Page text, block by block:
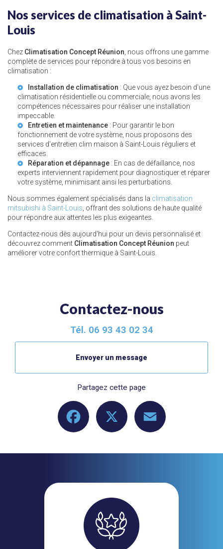
Nos services de climatisation à Saint-
Louis
Chez Climatisation Concept Réunion , nous offrons une gamme
complète de services pour répondre à tous vos besoins en
climatisation :
Installation de climatisation : Que vous ayez besoin d'une
climatisation résidentielle ou commerciale, nous avons les
compétences nécessaires pour réaliser une installation
impeccable.
Entretien et maintenance : Pour garantir le bon
fonctionnement de votre système, nous proposons des
services d'entretien clim maison à Saint-Louis réguliers et
efficaces.
Réparation et dépannage : En cas de défaillance, nos
experts interviennent rapidement pour diagnostiquer et réparer
votre système, minimisant ainsi les perturbations.
Nous sommes également spécialisés dans la climatisation
mitsubishi à Saint-Louis , offrant des solutions de haute qualité
pour répondre aux attentes les plus exigeantes.
Contactez-nous dès aujourd'hui pour un devis personnalisé et
découvrez comment Climatisation Concept Réunion peut
améliorer votre confort thermique à Saint-Louis.
Contactez-nous
Tél. 06 93 43 02 34
Envoyer un message
Partagez cette page
Facebook